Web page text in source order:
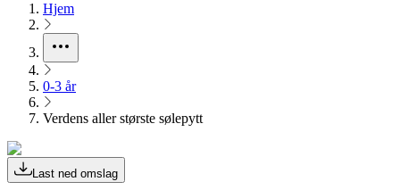
Hjem
0-3 år
Verdens aller største sølepytt
Last ned omslag